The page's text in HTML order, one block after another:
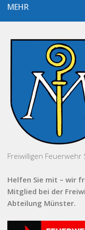
MEHR
Freiwilligen
Helfen Sie mit – wir
Mitglied bei der
Abteilung Münster.